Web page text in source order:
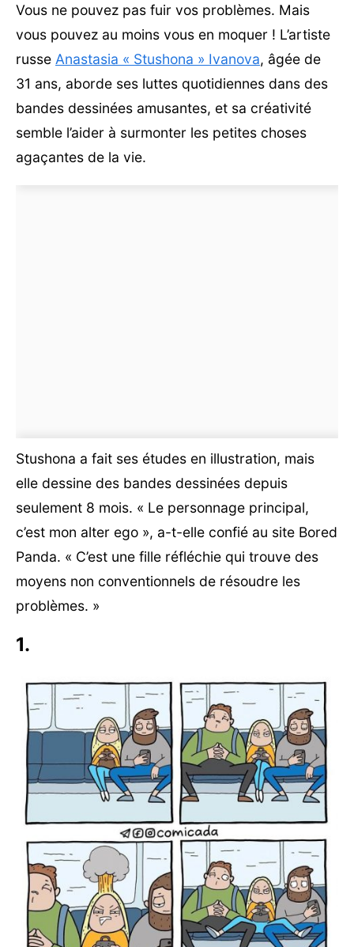
Vous ne pouvez pas fuir vos problèmes. Mais
vous pouvez au moins vous en moquer ! L’artiste
russe Anastasia « Stushona » Ivanova, âgée de
31 ans, aborde ses luttes quotidiennes dans des
bandes dessinées amusantes, et sa créativité
semble l’aider à surmonter les petites choses
agaçantes de la vie.
Stushona a fait ses études en illustration, mais
elle dessine des bandes dessinées depuis
seulement 8 mois. « Le personnage principal,
c’est mon alter ego », a-t-elle confié au site Bored
Panda. « C’est une fille réfléchie qui trouve des
moyens non conventionnels de résoudre les
problèmes. »
1.